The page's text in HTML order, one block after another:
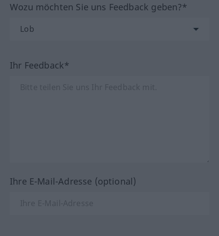
Wozu möchten Sie uns Feedback geben?*
Ihr Feedback*
Ihre E-Mail-Adresse (optional)